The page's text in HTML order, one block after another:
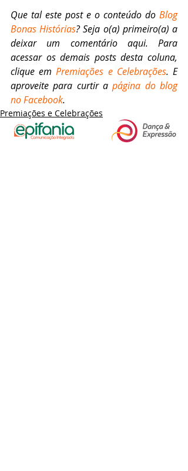
Que tal este post e o conteúdo do Blog
Bonas Histórias? Seja o(a) primeiro(a) a
deixar um comentário aqui. Para
acessar os demais posts desta coluna,
clique em Premiações e Celebrações. E
aproveite para curtir a página do blog
no Facebook.
Premiações e Celebrações